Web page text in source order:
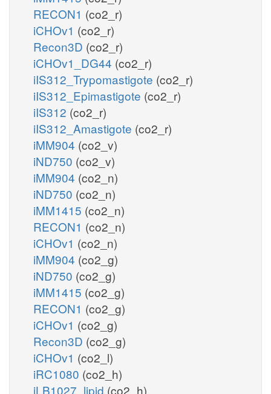
RECON1 (co2_r)
iCHOv1 (co2_r)
Recon3D (co2_r)
iCHOv1_DG44 (co2_r)
iIS312_Trypomastigote (co2_r)
iIS312_Epimastigote (co2_r)
iIS312 (co2_r)
iIS312_Amastigote (co2_r)
iMM904 (co2_v)
iND750 (co2_v)
iMM904 (co2_n)
iND750 (co2_n)
iMM1415 (co2_n)
RECON1 (co2_n)
iCHOv1 (co2_n)
iMM904 (co2_g)
iND750 (co2_g)
iMM1415 (co2_g)
RECON1 (co2_g)
iCHOv1 (co2_g)
Recon3D (co2_g)
iCHOv1 (co2_l)
iRC1080 (co2_h)
iLB1027_lipid (co2_h)